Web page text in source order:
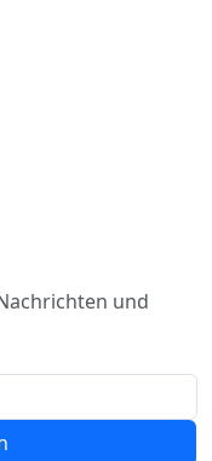
und